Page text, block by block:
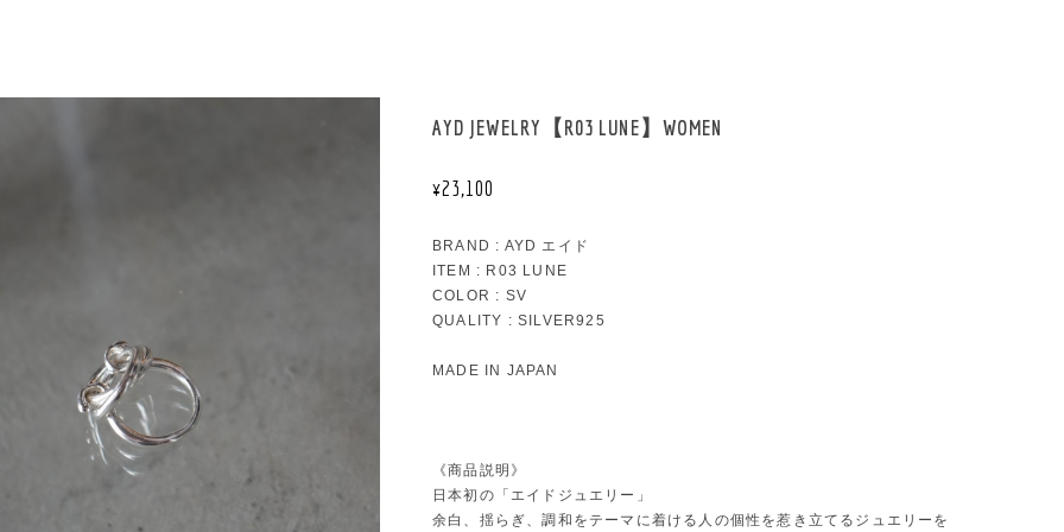
AYD JEWELRY【R03 LUNE】WOMEN
¥23,100
BRAND : AYD エイド
ITEM : R03 LUNE
COLOR : SV
QUALITY : SILVER925
MADE IN JAPAN
《商品説明》
日本初の「エイドジュエリー」
余白、揺らぎ、調和をテーマに着ける人の個性を惹き立てるジュエリーを